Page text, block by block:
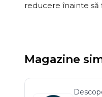
reducere înainte să
Magazine